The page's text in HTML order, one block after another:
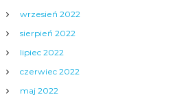
wrzesień 2022
sierpień 2022
lipiec 2022
czerwiec 2022
maj 2022